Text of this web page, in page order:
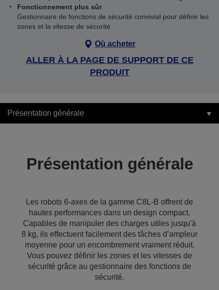
Fonctionnement plus sûr
Gestionnaire de fonctions de sécurité convivial pour définir les
zones et la vitesse de sécurité
Où acheter
ALLER À LA PAGE DE SUPPORT DE CE
PRODUIT
Présentation générale
Présentation générale
Les robots 6-axes de la gamme C8L-B offrent de
hautes performances dans un design compact.
Capables de manipuler des charges utiles jusqu'à
8 kg, ils effectuent facilement des tâches d’ampleur
moyenne pour un encombrement vraiment réduit.
Vous pouvez définir les zones et les vitesses de
sécurité grâce au gestionnaire des fonctions de
sécurité.